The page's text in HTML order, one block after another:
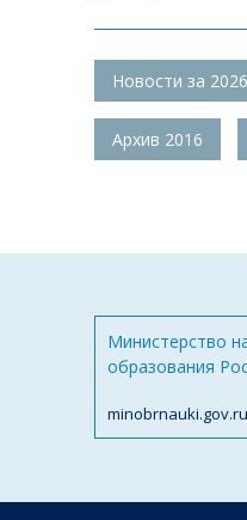
Новости за 2026
Архив 2016
Министерство
образования